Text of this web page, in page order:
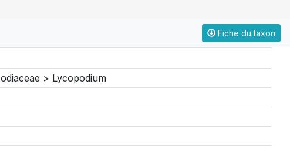
Fiche du taxon
> Lycopodium